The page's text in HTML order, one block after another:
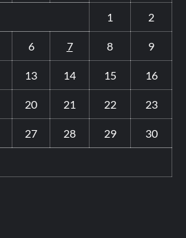
1 2
6 7 8 9
13 14 15 16
20 21 22 23
27 28 29 30